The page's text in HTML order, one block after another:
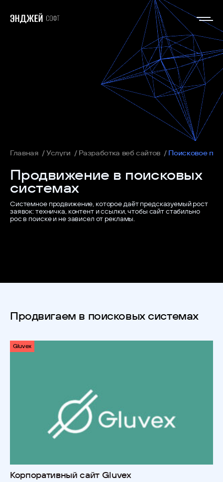
Главная Услуги Разработка веб сайтов Поисковое
Продвижение в поисковых
системах
Системное продвижение, которое даёт предсказуемый рост
заявок: техничка, контент и ссылки, чтобы сайт стабильно
рос в поиске и не зависел от рекламы.
Продвигаем в поисковых системах
Gluvex
Корпоративный сайт Gluvex